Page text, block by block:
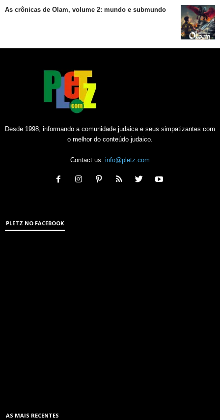
As crônicas de Olam, volume 2: mundo e submundo
Desde 1998, informando a comunidade judaica e seus simpatizantes com
o melhor do conteúdo judaico.
Contact us: info@pletz.com
PLETZ NO FACEBOOK
AS MAIS RECENTES